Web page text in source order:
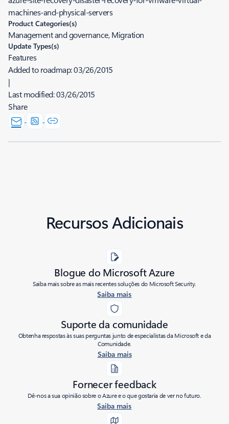
machines-and-physical-servers
Product Categories(s)
Management and governance, Migration
Update Types(s)
Features
Added to roadmap:03/26/2015
|
Last modified:03/26/2015
Share
Recursos Adicionais
Blogue do Microsoft Azure
Saiba mais sobre as mais recentes soluções do Microsoft Security.
Saiba mais
Suporte da comunidade
Obtenha respostas às suas perguntas junto de especialistas da Microsoft e da
Comunidade.
Saiba mais
Fornecer feedback
Dê-nos a sua opinião sobre o Azure e o que gostaria de ver no futuro.
Saiba mais